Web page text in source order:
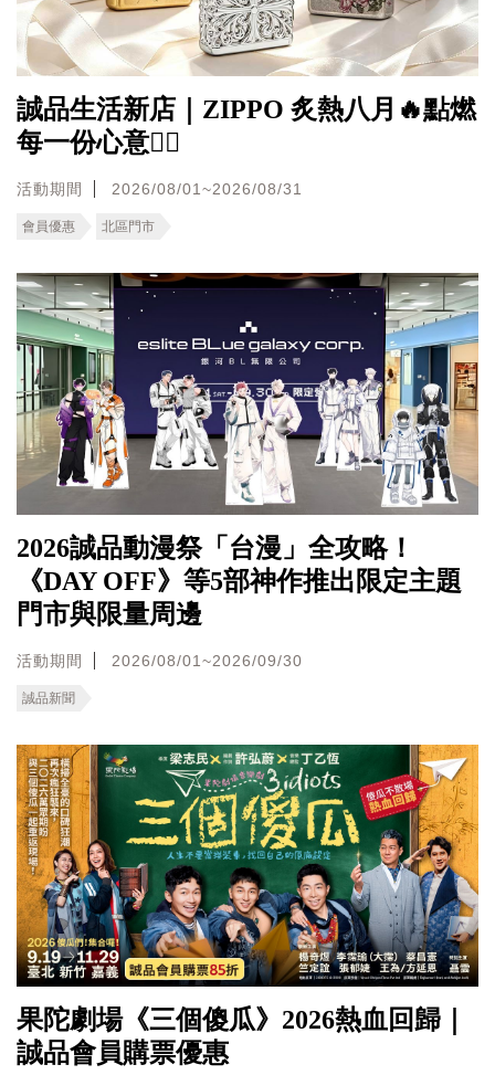
誠品生活新店｜ZIPPO 炙熱八月🔥點燃
每一份心意❤️‍🔥
活動期間 2026/08/01~2026/08/31
會員優惠 北區門市
2026誠品動漫祭「台漫」全攻略！
《DAY OFF》等5部神作推出限定主題
門市與限量周邊
活動期間 2026/08/01~2026/09/30
誠品新聞
果陀劇場《三個傻瓜》2026熱血回歸｜
誠品會員購票優惠